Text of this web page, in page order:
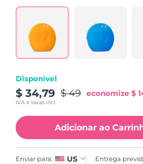
Disponível
$ 34,79 $ 49 economize$
IVA e taxas incl.
Adicionar ao
Enviar para: US Entrega